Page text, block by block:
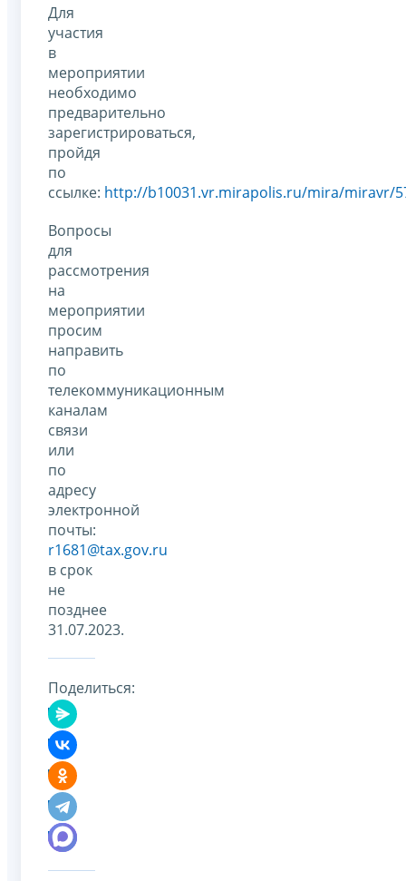
Для
участия
в
мероприятии
необходимо
предварительно
зарегистрироваться,
пройдя
по
ссылке: http://b10031.vr.mirapolis.ru/mira/miravr/
Вопросы
для
рассмотрения
на
мероприятии
просим
направить
по
телекоммуникационным
каналам
связи
или
по
адресу
электронной
почты:
r1681@tax.gov.ru
в срок
не
позднее
31.07.2023.
Поделиться: